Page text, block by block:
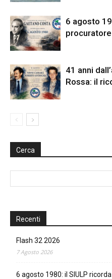
6 agosto
41 anni
Rossa: il
Cerca
Recenti
Flash 32 2026
7 Agosto 2026
6 agosto 1980: il SIULP